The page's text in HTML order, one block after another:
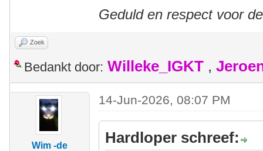
Geduld en respect voor
Zoek
Bedankt door: Willeke_IGKT ,
Wim -de
14-Jun-2026, 08:07 PM
Hardloper schreef: